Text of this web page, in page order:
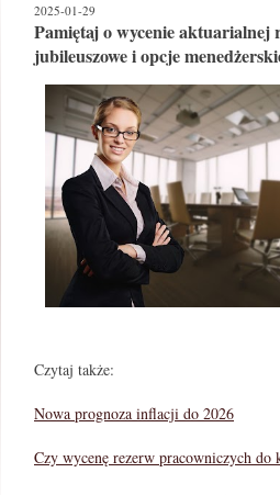
2025-01-29
Pamiętaj o wycenie aktuarialnej
jubileuszowe i opcje
Czytaj także:
Nowa prognoza inflacji do 2026
Czy wycenę rezerw pracowniczych